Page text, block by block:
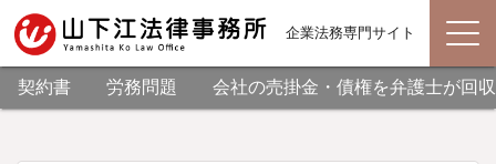
企業法務専門サイト
契約書 労務問題 会社の売掛金・債権を弁護士が回収